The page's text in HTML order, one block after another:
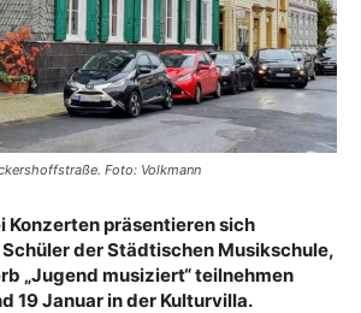
Foto: Volkmann
Konzerten präsentieren sich
der Städtischen Musikschule,
„Jugend musiziert“ teilnehmen
19 Januar in der Kulturvilla.